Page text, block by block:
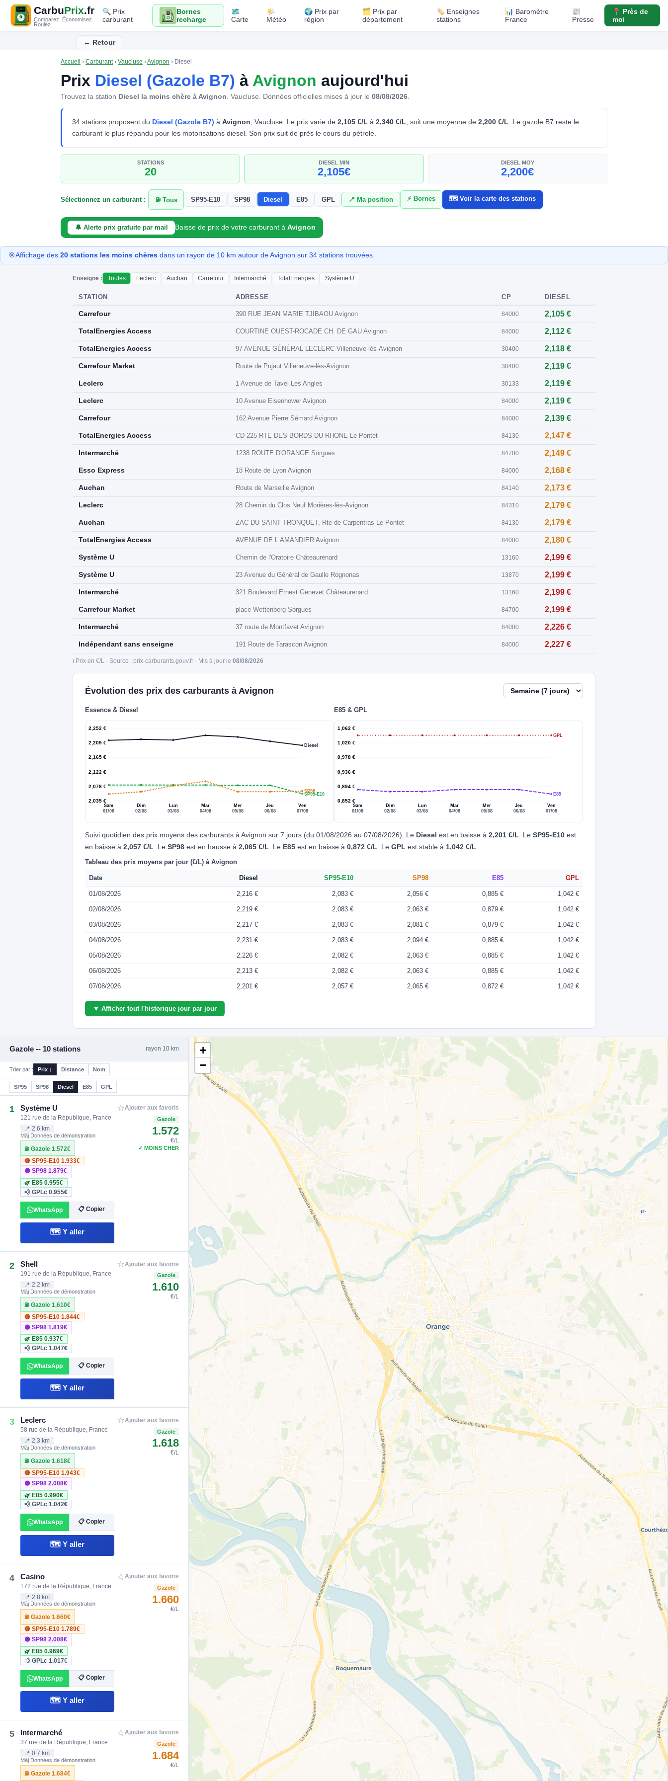
CarbuPrix.fr
Comparez. Économisez.
Roulez.
🔍 Prix
carburant
Bornes
recharge
🗺️
Carte
🌤️
Météo
🌍 Prix par
région
🗂️ Prix par
département
🏷️ Enseignes
stations
📊 Baromètre
France
📰
Presse
📍 Près de
moi
← Retour
Accueil › Carburant› Vaucluse ›Avignon › Diesel
Prix Diesel (Gazole B7) à Avignon aujourd'hui
Trouvez la station Diesel la moins chère à Avignon . Vaucluse. Données officielles mises à jour le 08/08/2026
34 stations proposent du Diesel (Gazole B7) à Avignon , Vaucluse. Le prix varie de 2,105 €/L à 2,340 €/L , soit une moyenne de 2,200 €/L . Le gazole B7 reste le
carburant le plus répandu pour les motorisations diesel. Son prix suit de près le cours du pétrole.
STATIONS
20
DIESEL MIN
2,105€
DIESEL MOY
2,200€
Sélectionnez un carburant : ⛽ Tous SP95-E10 SP98 Diesel E85 GPL 📍 Ma position ⚡ Bornes 🗺️ Voir la carte des stations
🔔 Alerte prix gratuite par mail Baisse de prix de votre carburant àAvignon
🎯Affichage des 20 stations les moins chères dans un rayon de 10 km autour de Avignon sur 34 stations trouvées.
Enseigne : Toutes Leclerc Auchan Carrefour Intermarché TotalEnergies Système U
STATION ADRESSE CP DIESEL
Carrefour 390 RUE JEAN MARIE TJIBAOU Avignon 84000 2,105 €
TotalEnergies Access COURTINE OUEST-ROCADE CH. DE GAU Avignon 84000 2,112 €
TotalEnergies Access 97 AVENUE GÉNÉRAL LECLERC Villeneuve-lès-Avignon 30400 2,118 €
Carrefour Market Route de Pujaut Villeneuve-lès-Avignon 30400 2,119 €
Leclerc 1 Avenue de Tavel Les Angles 30133 2,119 €
Leclerc 10 Avenue Eisenhower Avignon 84000 2,119 €
Carrefour 162 Avenue Pierre Sémard Avignon 84000 2,139 €
TotalEnergies Access CD 225 RTE DES BORDS DU RHONE Le Pontet 84130 2,147 €
Intermarché 1238 ROUTE D'ORANGE Sorgues 84700 2,149 €
Esso Express 18 Route de Lyon Avignon 84000 2,168 €
Auchan Route de Marseille Avignon 84140 2,173 €
Leclerc 28 Chemin du Clos Neuf Morières-lès-Avignon 84310 2,179 €
Auchan ZAC DU SAINT TRONQUET, Rte de Carpentras Le Pontet 84130 2,179 €
TotalEnergies Access AVENUE DE L AMANDIER Avignon 84000 2,180 €
Système U Chemin de l'Oratoire Châteaurenard 13160 2,199 €
Système U 23 Avenue du Général de Gaulle Rognonas 13870 2,199 €
Intermarché 321 Boulevard Ernest Genevet Châteaurenard 13160 2,199 €
Carrefour Market place Wettenberg Sorgues 84700 2,199 €
Intermarché 37 route de Montfavet Avignon 84000 2,226 €
Indépendant sans enseigne 191 Route de Tarascon Avignon 84000 2,227 €
ℹ️ Prix en €/L · Source : prix-carburants.gouv.fr · Mis à jour le 08/08/2026
Évolution des prix des carburants à Avignon
Essence & Diesel
2,035 €
2,078 €
2,122 €
2,165 €
2,209 €
2,252 €
Sam
01/08
Dim
02/08
Lun
03/08
Mar
04/08
Mer
05/08
Jeu
06/08
Ven
07/08
Diesel
SP95-E10
SP98
E85 & GPL
0,852 €
0,894 €
0,936 €
0,978 €
1,020 €
1,062 €
Sam
01/08
Dim
02/08
Lun
03/08
Mar
04/08
Mer
05/08
Jeu
06/08
Ven
07/08
E85
GPL
Suivi quotidien des prix moyens des carburants à Avignon sur 7 jours (du 01/08/2026 au 07/08/2026). Le Diesel est en baisse à 2,201 €/L . Le SP95-E10 est
en baisse à 2,057 €/L . Le SP98 est en hausse à 2,065 €/L . Le E85 est en baisse à 0,872 €/L . Le GPL est stable à 1,042 €/L
Tableau des prix moyens par jour (€/L) à Avignon
Date Diesel SP95-E10 SP98 E85 GPL
01/08/2026 2,216 € 2,083 € 2,056 € 0,885 € 1,042 €
02/08/2026 2,219 € 2,083 € 2,063 € 0,879 € 1,042 €
03/08/2026 2,217 € 2,083 € 2,081 € 0,879 € 1,042 €
04/08/2026 2,231 € 2,083 € 2,094 € 0,885 € 1,042 €
05/08/2026 2,226 € 2,082 € 2,063 € 0,885 € 1,042 €
06/08/2026 2,213 € 2,082 € 2,063 € 0,885 € 1,042 €
07/08/2026 2,201 € 2,057 € 2,065 € 0,872 € 1,042 €
▼ Afficher tout l'historique jour par jour
Gazole -- 10 stations rayon 10 km
Trier par : Prix ↑ Distance Nom
SP95 SP98 Diesel E85 GPL
1 Système U
121 rue de la République, France
📍 2.6 km
Màj Données de démonstration
⛽ Gazole1.572€
🔴 SP95-E101.933€
🟣 SP981.879€
🌿 E850.955€
💨 GPLc0.955€
WhatsApp 📋 Copier
🗺️ Y aller
☆Ajouter aux favoris
Gazole
1.572
€/L
✓ MOINS CHER
2 Shell
191 rue de la République, France
📍 2.2 km
Màj Données de démonstration
⛽ Gazole1.610€
🔴 SP95-E101.844€
🟣 SP981.819€
🌿 E850.937€
💨 GPLc1.047€
WhatsApp 📋 Copier
🗺️ Y aller
☆Ajouter aux favoris
Gazole
1.610
€/L
3 Leclerc
58 rue de la République, France
📍 2.3 km
Màj Données de démonstration
⛽ Gazole1.618€
🔴 SP95-E101.943€
🟣 SP982.008€
🌿 E850.990€
💨 GPLc1.042€
WhatsApp 📋 Copier
🗺️ Y aller
☆Ajouter aux favoris
Gazole
1.618
€/L
4 Casino
172 rue de la République, France
📍 2.8 km
Màj Données de démonstration
⛽ Gazole1.660€
🔴 SP95-E101.789€
🟣 SP982.008€
🌿 E850.969€
💨 GPLc1.017€
WhatsApp 📋 Copier
🗺️ Y aller
☆Ajouter aux favoris
Gazole
1.660
€/L
5 Intermarché
37 rue de la République, France
📍 0.7 km
Màj Données de démonstration
⛽ Gazole1.684€
☆Ajouter aux favoris
Gazole
1.684
€/L
+
−